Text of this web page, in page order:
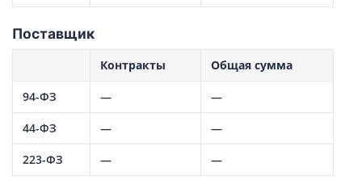
Поставщик
Контракты Общая сумма
94-ФЗ — —
44-ФЗ — —
223-ФЗ — —